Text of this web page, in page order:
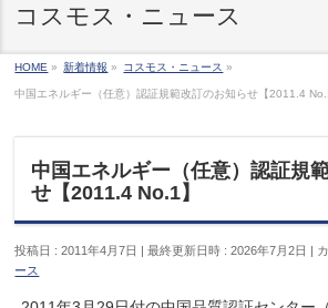
コスモス・ニュース
HOME » 新着情報 » コスモス・ニュース »
中国エネルギー（任意）認証規範改訂のお知らせ【2011.4
中国エネルギー（任意）認証規
せ【2011.4 No.1】
投稿日 : 2011年4月7日 最終更新日時 : 2026年7月2日
ース